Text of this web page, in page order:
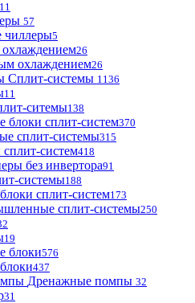
11
57
чиллеры5
26
охлаждением26
Сплит-системы 1136
11
ситемы138
блоки сплит-систем370
сплит-системы315
систем418
без инвертора91
системы188
сплит-систем173
сплит-системы250
19
блоки576
437
Дренажные помпы 32
31